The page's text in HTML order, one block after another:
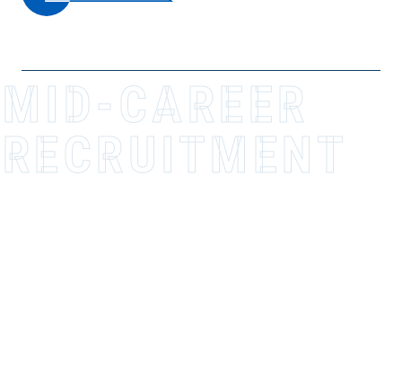
MID-CAREER
RECR­U­I­T­M­E­N­T